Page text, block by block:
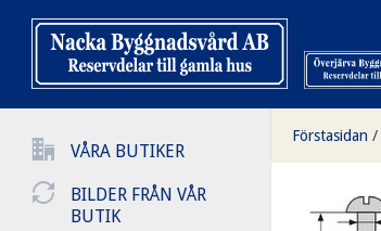
VÅRA BUTIKER
BILDER FRÅN VÅR
BUTIK
Förstasidan /